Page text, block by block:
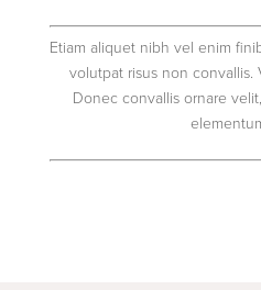
Etiam aliquet nibh vel enim
volutpat risus non convallis.
Donec convallis ornare